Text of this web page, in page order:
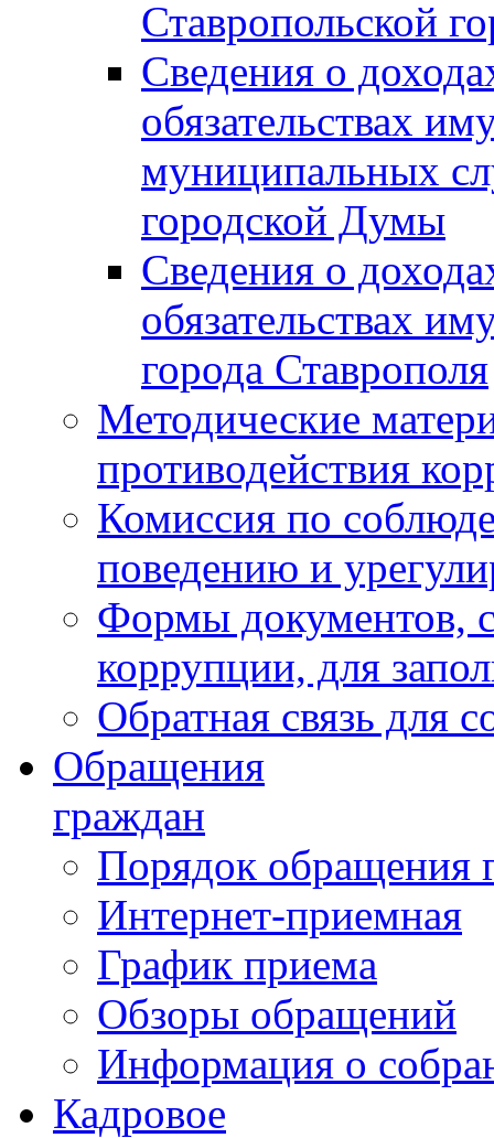
Ставропольской
Сведения о
обязательствах
муниципальных
городской Думы
Сведения о
обязательствах
города Ставрополя
Методические
противодействия
Комиссия по
поведению и
Формы документов,
коррупции, для
Обратная связь для
Обращения
граждан
Порядок обращения
Интернет-приемная
График приема
Обзоры обращений
Информация о
Кадровое